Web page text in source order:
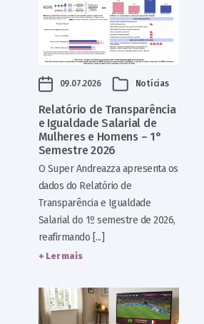
09.07.2026 Notícias
Relatório de Transparência
e Igualdade Salarial de
Mulheres e Homens – 1°
Semestre 2026
O Super Andreazza apresenta os
dados do Relatório de
Transparência e Igualdade
Salarial do 1º semestre de 2026,
reafirmando [...]
+ Ler mais